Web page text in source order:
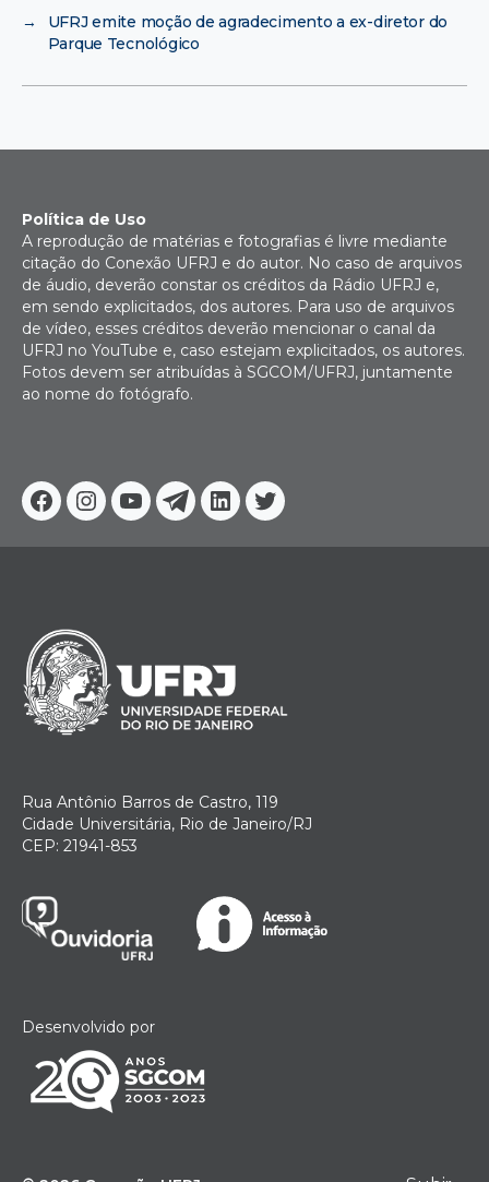
→
UFRJ emite moção de agradecimento a ex-diretor do
Parque Tecnológico
Facebook
Instagram
YoutubeTelegram
Linkedin
Twitter
Política de Uso
A reprodução de matérias e fotografias é livre mediante
citação do Conexão UFRJ e do autor. No caso de arquivos
de áudio, deverão constar os créditos da Rádio UFRJ e,
em sendo explicitados, dos autores. Para uso de arquivos
de vídeo, esses créditos deverão mencionar o canal da
UFRJ no YouTube e, caso estejam explicitados, os autores.
Fotos devem ser atribuídas à SGCOM/UFRJ, juntamente
ao nome do fotógrafo.
Rua Antônio Barros de Castro, 119
Cidade Universitária, Rio de Janeiro/RJ
CEP: 21941-853
Desenvolvido por